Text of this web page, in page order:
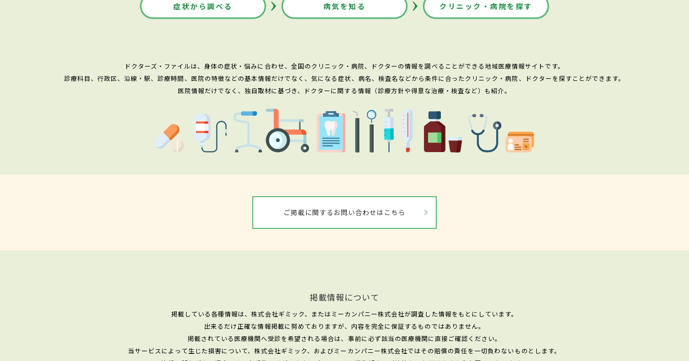
症状から調べる 病気を知る クリニック・病院を探す
ドクターズ・ファイルは、身体の症状・悩みに合わせ、全国のクリニック・病院、ドクターの情報を調べることができる地域医療情報サイトです。
診療科目、行政区、沿線・駅、診療時間、医院の特徴などの基本情報だけでなく、気になる症状、病名、検査名などから条件に合ったクリニック・病院、ドクターを探すことができます。
医院情報だけでなく、独自取材に基づき、ドクターに関する情報（診療方針や得意な治療・検査など）も紹介。
ご掲載に関するお問い合わせはこちら
掲載情報について
掲載している各種情報は、株式会社ギミック、またはミーカンパニー株式会社が調査した情報をもとにしています。
出来るだけ正確な情報掲載に努めておりますが、内容を完全に保証するものではありません。
掲載されている医療機関へ受診を希望される場合は、事前に必ず該当の医療機関に直接ご確認ください。
当サービスによって生じた損害について、株式会社ギミック、およびミーカンパニー株式会社ではその賠償の責任を一切負わないものとします。